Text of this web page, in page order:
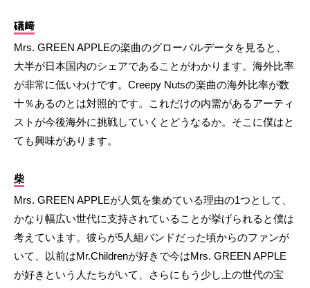
礒﨑
Mrs. GREEN APPLEの楽曲のグローバルデータを見ると、
大半が日本国内のシェアであることがわかります。海外比率
が非常に低いわけです。Creepy Nutsの楽曲の海外比率が数
十％あるのとは対照的です。これだけの内需があるアーティ
ストが今後海外に挑戦していくとどうなるか。そこに僕はと
ても興味があります。
柴
Mrs. GREEN APPLEが人気を集めている理由の1つとして、
かなり幅広い世代に支持されていることが挙げられると僕は
考えています。彼らが5人組バンドだった頃からのファンが
いて、以前はMr.Childrenが好きで今はMrs. GREEN APPLE
が好きという人たちがいて、さらにもう少し上の世代の宝